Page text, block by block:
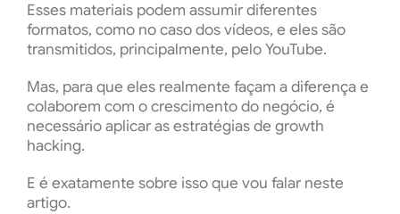
Esses materiais podem assumir diferentes
formatos, como no caso dos vídeos, e eles são
transmitidos, principalmente, pelo YouTube.
Mas, para que eles realmente façam a diferença e
colaborem com o crescimento do negócio, é
necessário aplicar as estratégias de growth
hacking.
E é exatamente sobre isso que vou falar neste
artigo.